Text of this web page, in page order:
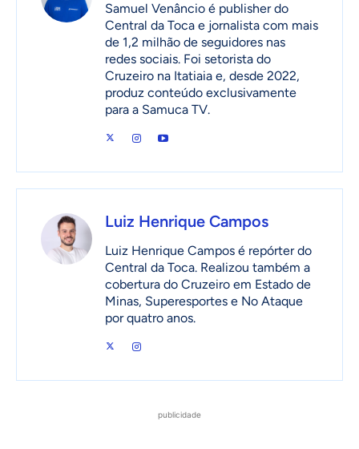
Samuel Venâncio é publisher do
Central da Toca e jornalista com mais
de 1,2 milhão de seguidores nas
redes sociais. Foi setorista do
Cruzeiro na Itatiaia e, desde 2022,
produz conteúdo exclusivamente
para a Samuca TV.
Luiz Henrique Campos
Luiz Henrique Campos é repórter do
Central da Toca. Realizou também a
cobertura do Cruzeiro em Estado de
Minas, Superesportes e No Ataque
por quatro anos.
publicidade